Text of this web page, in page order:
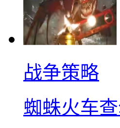
战争策略
蜘蛛火车